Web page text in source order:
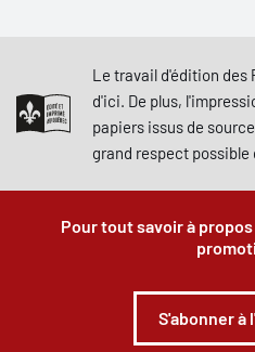
Le travail d'édition des
d'ici. De plus,
papiers issus de
grand respect possible
Pour tout savoir à
S'abonner